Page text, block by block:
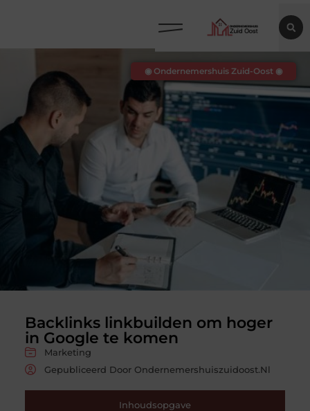
Backlinks linkbuilden om hoger
in Google te komen
Marketing
Gepubliceerd Door Ondernemershuiszuidoost.nl
Inhoudsopgave
◉ Ondernemershuis Zuid-Oost ◉